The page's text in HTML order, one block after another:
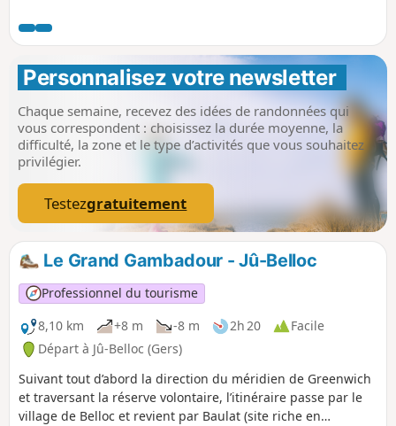
Pyrénées.
Personnalisez votre newsletter
Chaque semaine, recevez des idées de randonnées qui
vous correspondent : choisissez la durée moyenne, la
difficulté, la zone et le type d’activités que vous souhaitez
privilégier.
Testezgratuitement
Le Grand Gambadour - Jû-Belloc
Professionnel du tourisme
8,10 km
+8 m -8 m 2h 20
Facile
Départ à Jû-Belloc (Gers)
Suivant tout d’abord la direction du méridien de Greenwich
et traversant la réserve volontaire, l’itinéraire passe par le
village de Belloc et revient par Baulat (site riche en